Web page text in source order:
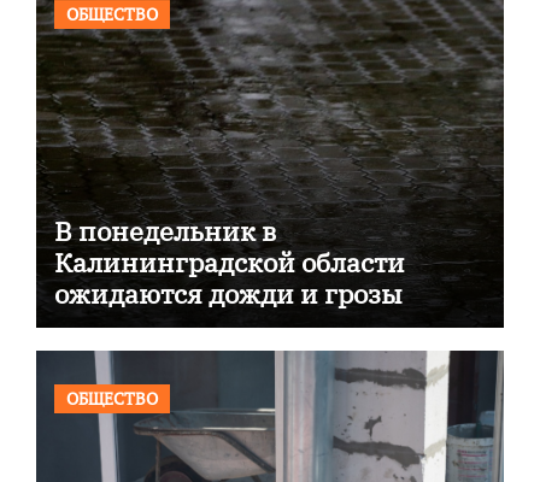
ОБЩЕСТВО
В понедельник в
Калининградской области
ожидаются дожди и грозы
ОБЩЕСТВО